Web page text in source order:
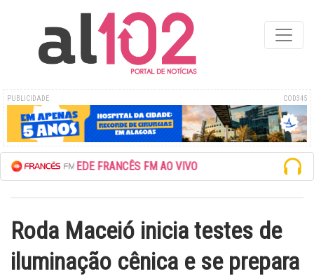
PUBLICIDADE COD345
A REDE FRANCÊS FM AO VIVO
Roda Maceió inicia testes de
iluminação cênica e se prepara